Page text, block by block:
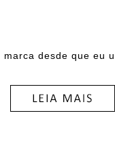
marca desde que eu